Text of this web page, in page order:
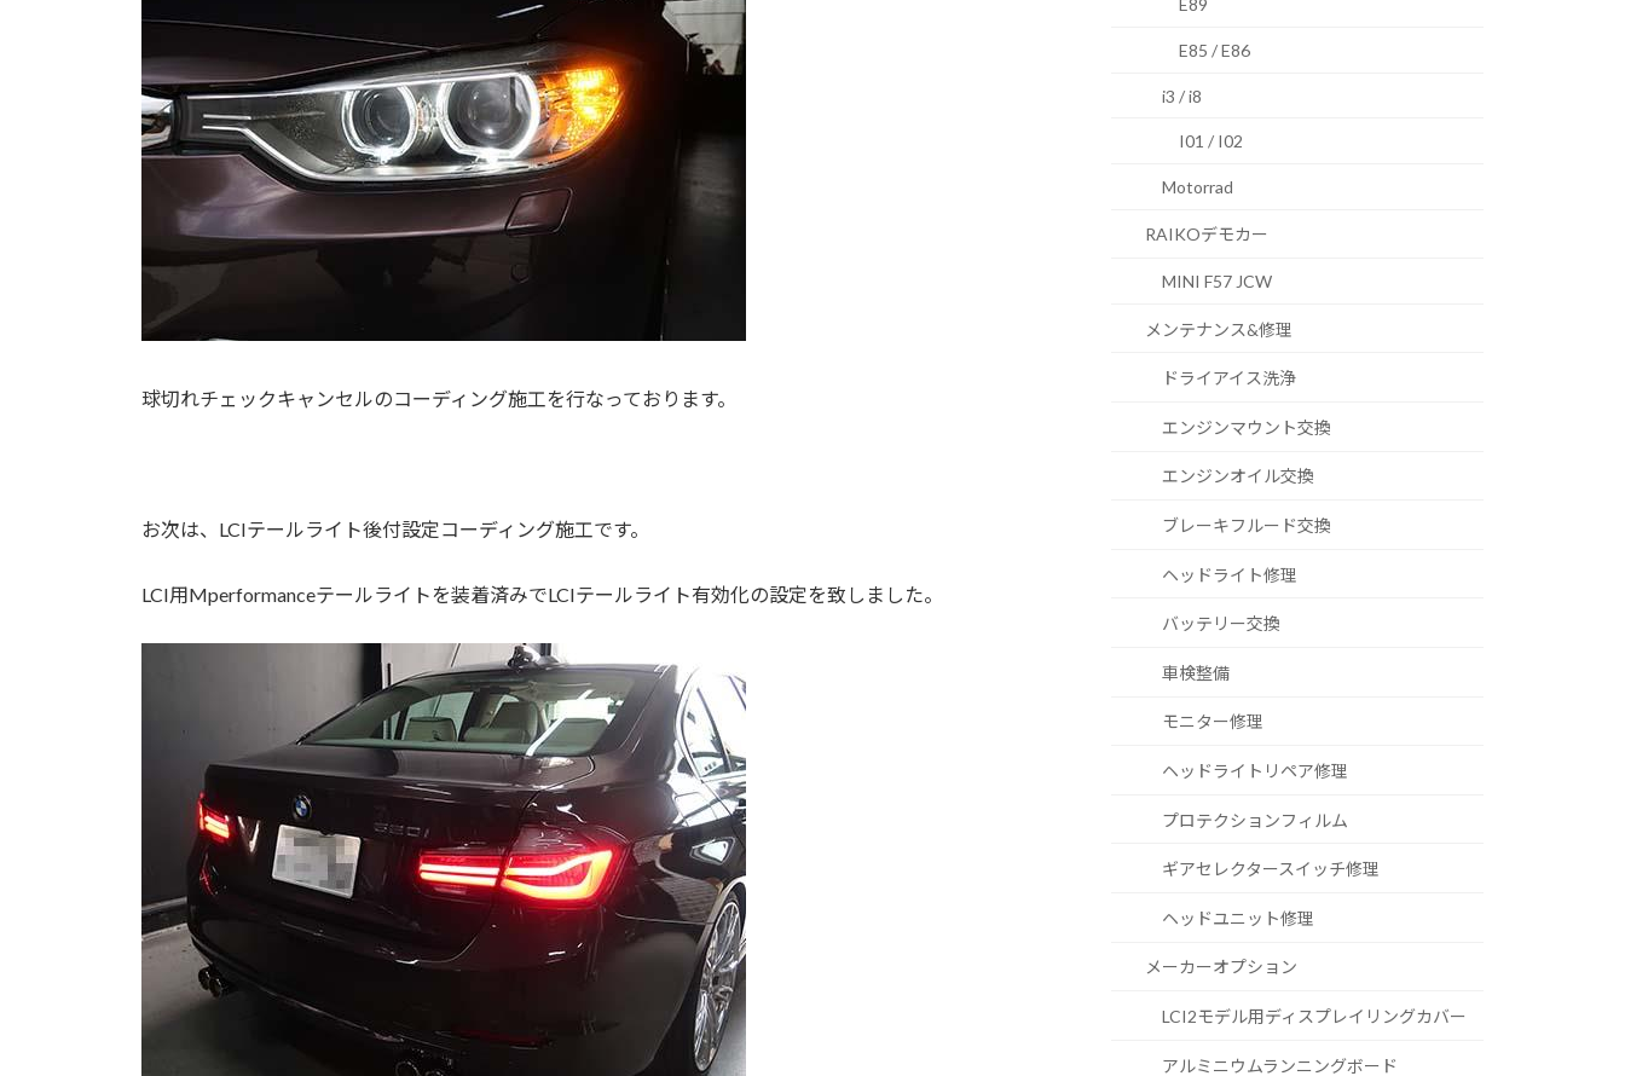
球切れチェックキャンセルのコーディング施工を行なっております。
お次は、LCIテールライト後付設定コーディング施工です。
LCI用Mperformanceテールライトを装着済みでLCIテールライト有効化の設定を致しました。
E89
E85 / E86
i3 / i8
I01 / I02
Motorrad
RAIKOデモカー
MINI F57 JCW
メンテナンス&修理
ドライアイス洗浄
エンジンマウント交換
エンジンオイル交換
ブレーキフルード交換
ヘッドライト修理
バッテリー交換
車検整備
モニター修理
ヘッドライトリペア修理
プロテクションフィルム
ギアセレクタースイッチ修理
ヘッドユニット修理
メーカーオプション
LCI2モデル用ディスプレイリングカバー
アルミニウムランニングボード